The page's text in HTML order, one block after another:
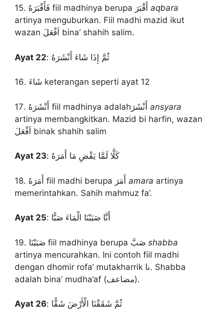
aqbara
artinya menguburkan. Fiil madhi mazid ikut
wazan اَفْعَلَ bina’ shahih salim.
Ayat 22 : ثُمَّ إِذَا شَاءَ أَنْشَرَهُ
16. شَاءَ keterangan seperti ayat 12
ansyara
artinya membangkitkan. Mazid bi harfin, wazan
اَفْعَلَ binak shahih salim
Ayat 23 : كَلَّا لَمَّا يَقْضِ مَا أَمَرَهُ
amara artinya
memerintahkan. Sahih mahmuz fa’.
Ayat 25 : أَنَّا صَبَبْنَا الْمَاءَ صَبًّا
shabba
artinya mencurahkan. Ini contoh fiil madhi
dengan dhomir rofa’ mutakharrik نا. Shabba
adalah bina’ mudha’af (مضاعف).
Ayat 26 : ثُمَّ شَقَقْنَا الْأَرْضَ شَقًّا